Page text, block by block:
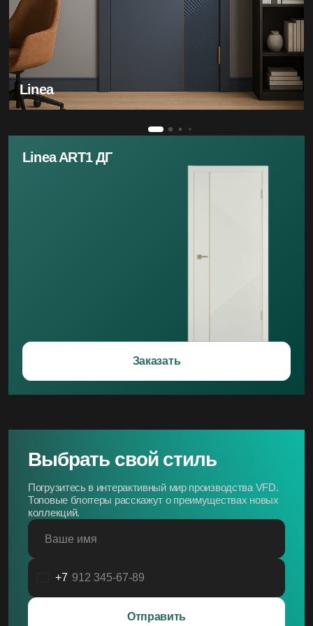
Linea
Linea ART1 ДГ
Заказать
Выбрать свой стиль
Погрузитесь в интерактивный мир производства VFD.
Топовые блоггеры расскажут о преимуществах новых
коллекций.
Ваше имя
Россия
+7
Отправить